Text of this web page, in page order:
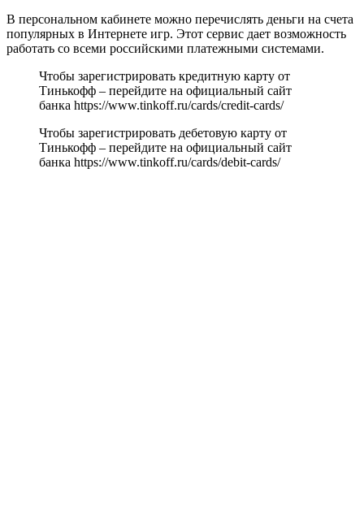
В персональном кабинете можно перечислять деньги на счета
популярных в Интернете игр. Этот сервис дает возможность
работать со всеми российскими платежными системами.
Чтобы зарегистрировать кредитную карту от
Тинькофф – перейдите на официальный сайт
банка https://www.tinkoff.ru/cards/credit-cards/
Чтобы зарегистрировать дебетовую карту от
Тинькофф – перейдите на официальный сайт
банка https://www.tinkoff.ru/cards/debit-cards/